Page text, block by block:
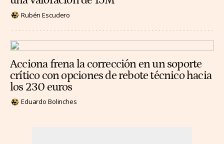
Rubén Escudero
Acciona frena la corrección en un soporte
crítico con opciones de rebote técnico hacia
los 230 euros
Eduardo Bolinches